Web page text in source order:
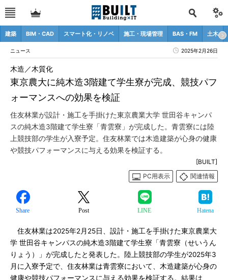
建築 BIM・CAD スマート化・リノベ 施工・現場管理 BAS・FM 土木
ニュース 2025年2月26日
東京農大に純木造3階建て学生寮が完成、競技パフ
ォーマンスへの効果を検証
木造／木質化
住友林業が設計・施工を手掛けた東京農業大学 世田谷キャンパ
スの純木造3階建て学生寮「青雲寮」が完成した。青雲寮には陸
上競技部の学生が入寮予定。住友林業では木造建築が心身の健康
や競技パフォーマンスに与える効果を検証する。
[BUILT]
PC用表示
関連情報
Share Post LINE Hatena
住友林業は2025年2月25日、設計・施工を手掛けた東京農業大
学 世田谷キャンパスの純木造3階建て学生寮「青雲寮（せいうん
りょう）」が完成したと発表した。陸上競技部の学生が2025年3
月に入寮予定で、住友林業は青雲寮において、木造建築が心身の
健康や競技パフォーマンスに与える効果を検証する。結果は